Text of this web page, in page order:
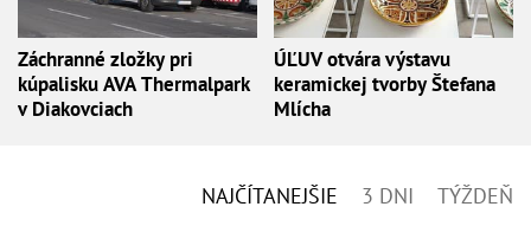
Záchranné zložky pri
kúpalisku AVA Thermalpark
v Diakovciach
ÚĽUV otvára výstavu
keramickej tvorby Štefana
Mlícha
NAJČÍTANEJŠIE 3 DNI TÝŽDEŇ